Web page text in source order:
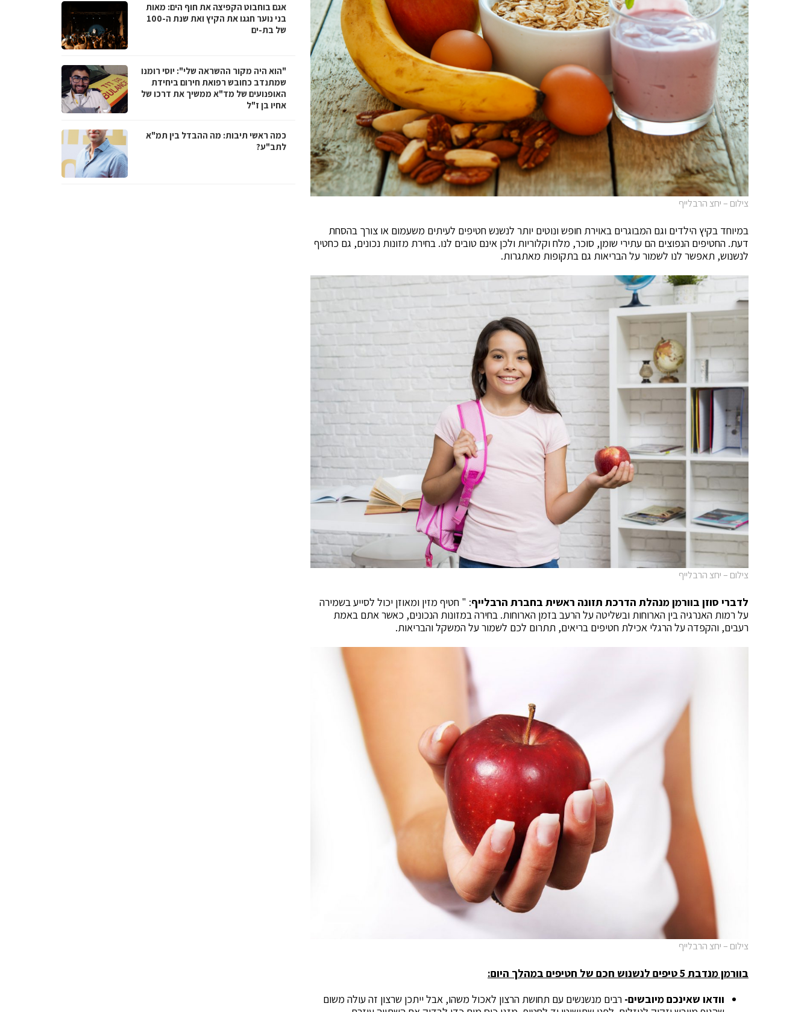
צילום – יחצ הרבלייף
במיוחד בקיץ הילדים וגם המבוגרים באוירת חופש ונוטים יותר לנשנש חטיפים לעיתים משעמום או צורך בהסחת
דעת. החטיפים הנפוצים הם עתירי שומן, סוכר, מלח וקלוריות ולכן אינם טובים לנו. בחירת מזונות נכונים, גם כחטיף
לנשנוש, תאפשר לנו לשמור על הבריאות גם בתקופות מאתגרות.
צילום – יחצ הרבלייף
לדברי סוזן בוורמן מנהלת הדרכת תזונה ראשית בחברת הרבלייף: " חטיף מזין ומאוזן יכול לסייע בשמירה
על רמות האנרגיה בין הארוחות ובשליטה על הרעב בזמן הארוחות. בחירה במזונות הנכונים, כאשר אתם באמת
רעבים, והקפדה על הרגלי אכילת חטיפים בריאים, תתרום לכם לשמור על המשקל והבריאות.
צילום – יחצ הרבלייף
בוורמן מנדבת 5 טיפים לנשנוש חכם של חטיפים במהלך היום:
וודאו שאינכם מיובשים- רבים מנשנשים עם תחושת הרצון לאכול משהו, אבל ייתכן שרצון זה עולה משום
אגם בוחבוט הקפיצה את חוף הים: מאות
בני נוער חגגו את הקיץ ואת שנת ה-100
של בת-ים
"הוא היה מקור ההשראה שלי": יוסי רומנו
שמתנדב כחובש רפואת חירום ביחידת
האופנועים של מד"א ממשיך את דרכו של
אחיו בן ז"ל
כמה ראשי תיבות: מה ההבדל בין תמ"א
לתב"ע?